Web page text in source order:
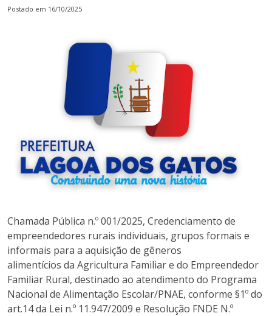
Postado em 16/10/2025
Chamada Pública n.º 001/2025, Credenciamento de
empreendedores rurais individuais, grupos formais e
informais para a aquisição de gêneros
alimentícios da Agricultura Familiar e do Empreendedor
Familiar Rural, destinado ao atendimento do Programa
Nacional de Alimentação Escolar/PNAE, conforme §1º do
art.14 da Lei n.º 11.947/2009 e Resolução FNDE N.º